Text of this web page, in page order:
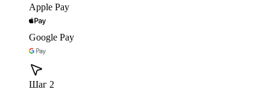
Apple Pay
Google Pay
Шаг 2